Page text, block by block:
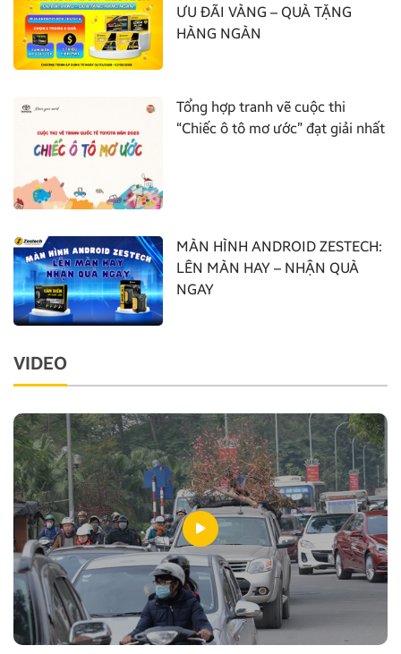
ƯU ĐÃI VÀNG – QUÀ TẶNG
HÀNG NGÀN
Tổng hợp tranh vẽ cuộc thi
“Chiếc ô tô mơ ước” đạt giải nhất
MÀN HÌNH ANDROID ZESTECH:
LÊN MÀN HAY – NHẬN QUÀ
NGAY
VIDEO